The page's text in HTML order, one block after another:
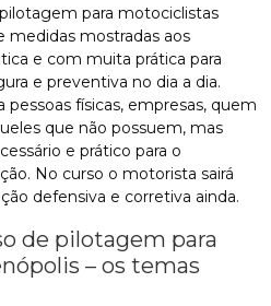
para motociclistas
medidas mostradas aos
e com muita prática para
e preventiva no dia a dia.
pessoas físicas, empresas, quem
que não possuem, mas
e prático para o
No curso o motorista sairá
defensiva e corretiva ainda.
de pilotagem para
– os temas